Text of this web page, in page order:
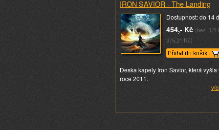
IRON SAVIOR - The Landing
Dostupnost: do 14
454,- Kč (bez DPH
375,21 Kč)
Deska kapely Iron Savior, která vyšla
roce 2011.